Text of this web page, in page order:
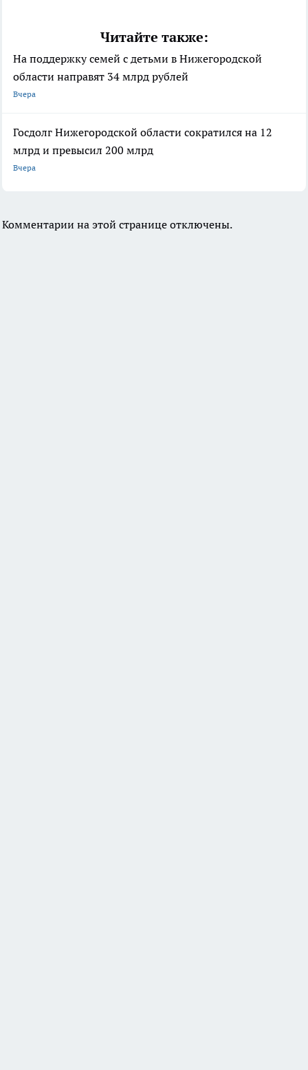
Читайте также:
На поддержку семей с детьми в Нижегородской
области направят 34 млрд рублей
Вчера
Госдолг Нижегородской области сократился на 12
млрд и превысил 200 млрд
Вчера
Комментарии на этой странице отключены.